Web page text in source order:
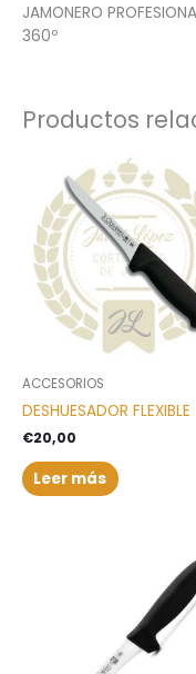
JAMONERO
360º
Productos
ACCESORIOS
DESHUESADOR FLEXIBLE
€20,00
Leer más